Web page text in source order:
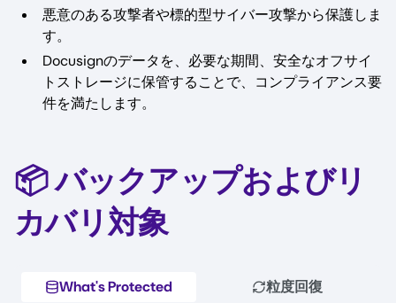
悪意のある攻撃者や標的型サイバー攻撃から保護しま
す。
Docusignのデータを、必要な期間、安全なオフサイ
トストレージに保管することで、コンプライアンス要
件を満たします。
📦 バックアップおよびリ
カバリ対象
What's Protected 粒度回復